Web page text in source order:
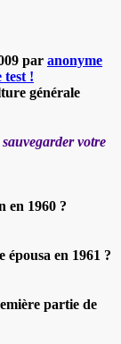
par anonyme
test !
générale
votre
en 1960 ?
en 1961 ?
partie de